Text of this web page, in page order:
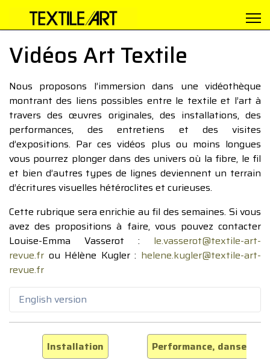
Vidéos Art Textile
Nous proposons l’immersion dans une vidéothèque
montrant des liens possibles entre le textile et l’art à
travers des œuvres originales, des installations, des
performances, des entretiens et des visites
d’expositions. Par ces vidéos plus ou moins longues
vous pourrez plonger dans des univers où la fibre, le fil
et bien d’autres types de lignes deviennent un terrain
d’écritures visuelles hétéroclites et curieuses.
Cette rubrique sera enrichie au fil des semaines. Si vous
avez des propositions à faire, vous pouvez contacter
Louise-Emma Vasserot : le.vasserot@textile-art-
revue.fr ou Hélène Kugler : helene.kugler@textile-art-
revue.fr
English version
Installation
Performance, danse